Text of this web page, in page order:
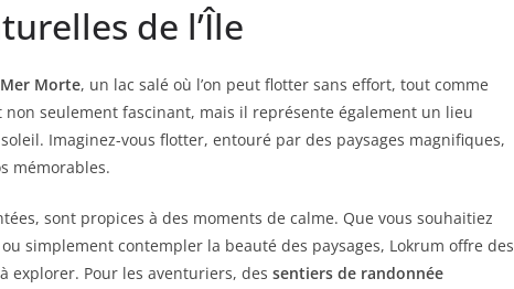
de l’Île
Mer Morte, un lac salé où l’on peut flotter sans effort, tout comme
seulement fascinant, mais il représente également un lieu
Imaginez-vous flotter, entouré par des paysages magnifiques,
mémorables.
sont propices à des moments de calme. Que vous souhaitiez
simplement contempler la beauté des paysages, Lokrum offre des
explorer. Pour les aventuriers, des sentiers de randonnée